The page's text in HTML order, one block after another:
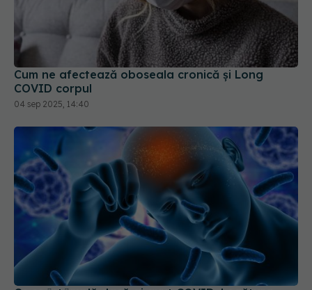
Cum ne afectează oboseala cronică și Long
COVID corpul
04 sep 2025, 14:40
Ce se întâmplă dacă ai avut COVID. Legătura
dură cu AVC și Parkinson